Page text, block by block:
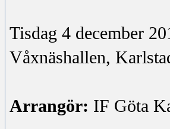
Tisdag 4 december
Våxnäshallen,
Arrangör: IF Göta